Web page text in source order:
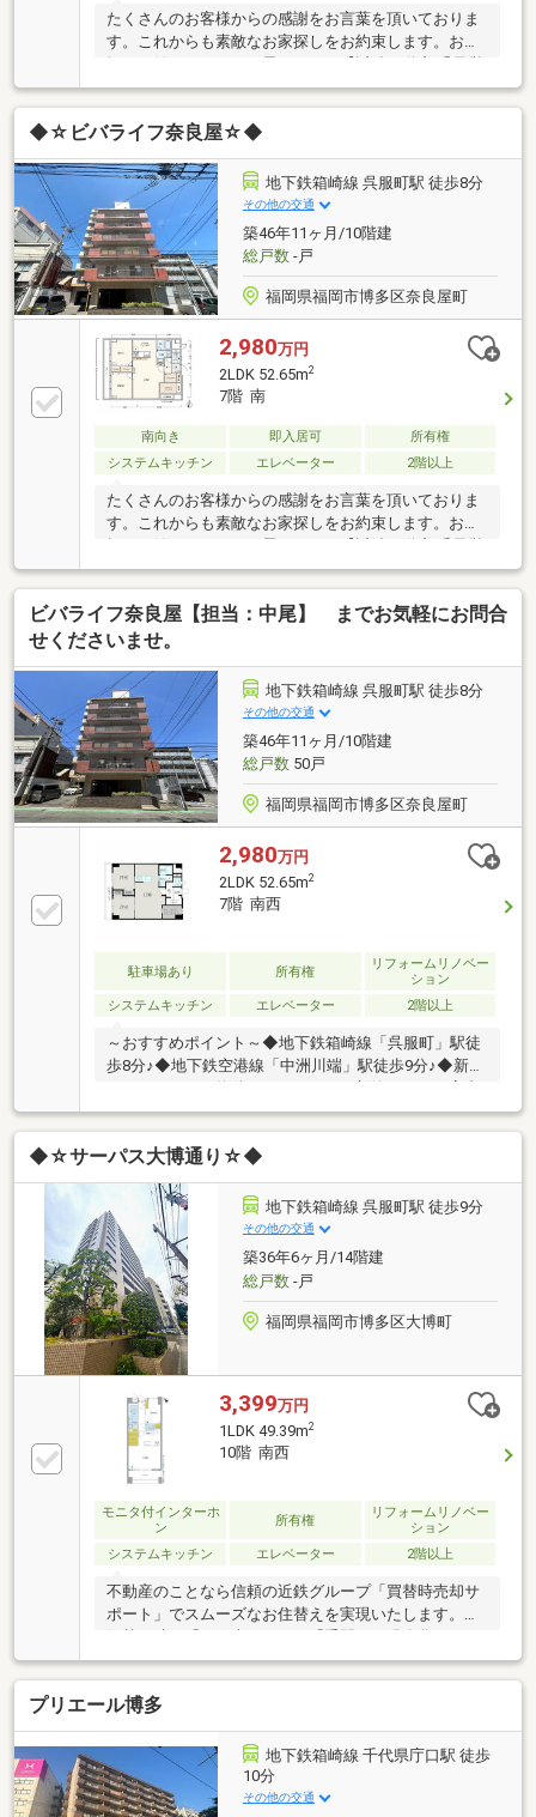
たくさんのお客様からの感謝をお言葉を頂いておりま
す。これからも素敵なお家探しをお約束します。お家
業所】までお気軽にご相談下さいませ。ご条件など何
も決まっていなくても大丈夫です。まずはお客様の
【希望】や【理想】をお聞かせ下さい。安心安全で、
必ず【思い出に残る取引】をお約束致します。不動産
のことなら、信頼の近鉄グループ【近鉄不動産・赤
穗】にお任せ下さい!!【資料請求】又は【見学予約】ボ
タンをクリック又は近鉄不動産 千早営業所【フリーダ
イヤル:0800-111-0788】までお気軽にご連絡下さいま
せ。
◆☆ビバライフ奈良屋☆◆
地下鉄箱崎線 呉服町駅 徒歩8分
その他の交通
築46年11ヶ月/10階建
総戸数-戸
福岡県福岡市博多区奈良屋町
2,980万円
2LDK 52.65m2
7階 南
南向き 即入居可
所有権
システムキッチン
エレベーター 2階以上
たくさんのお客様からの感謝をお言葉を頂いておりま
す。これからも素敵なお家探しをお約束します。お家
業所】までお気軽にご相談下さいませ。ご条件など何
も決まっていなくても大丈夫です。まずはお客様の
【希望】や【理想】をお聞かせ下さい。安心安全で、
必ず【思い出に残る取引】をお約束致します。不動産
穗】にお任せ下さい!!【資料請求】又は【見学予約】ボ
タンをクリック又は近鉄不動産 千早営業所【フリーダ
イヤル:0800-111-0788】までお気軽にご連絡下さいま
せ。
ビバライフ奈良屋【担当：中尾】 までお気軽にお問合
せくださいませ。
地下鉄箱崎線 呉服町駅 徒歩8分
その他の交通
築46年11ヶ月/10階建
総戸数50戸
福岡県福岡市博多区奈良屋町
2,980万円
2LDK 52.65m2
7階 南西
駐車場あり 所有権
リフォームリノベー
ション
システムキッチン
エレベーター 2階以上
～おすすめポイント～◆地下鉄箱崎線「呉服町」駅徒
歩8分♪◆地下鉄空港線「中洲川端」駅徒歩9分♪◆新規
を体感できます♪～ライフインフォメーション～◆福
岡市立博多小学校 徒歩約3分♪◆福岡市立博多中学
校 徒歩約7分♪◆マックスバリュエクスプレス奈良屋
町店 徒歩約2分♪◆博多リバレインモール
byTAKASHIMAYA 徒歩約8分♪◎周辺に施設が揃って
いるので生活しやすい環境です♪まずは【希望】や
【理想】をお聞かせ下さい。安心安全の仲介で、必ず
【思い出に残る取引】をお約束致します。不動産のこ
となら、【近鉄不動産・中尾】
◆☆サーパス大博通り☆◆
地下鉄箱崎線 呉服町駅 徒歩9分
その他の交通
築36年6ヶ月/14階建
総戸数-戸
福岡県福岡市博多区大博町
3,399万円
1LDK 49.39m2
10階 南西
モニタ付インターホ
ン
所有権
リフォームリノベー
ション
システムキッチン
エレベーター 2階以上
不動産のことなら信頼の近鉄グループ「買替時売却サ
ポート」でスムーズなお住替えを実現いたします。お
い」方へ、近鉄不動産が直接買取いたします。■ サー
ビスのメリット・最短で即現金化が可能・内覧不要・
仲介の費用不要・売却活動・内覧の手間が不要・仲介
への切り替えにも柔軟対応・ご相談前の簡易査定も
OK（詳細はスタッフまで）■ ご注意点・対応エリア・
物件種別に制限あり。まずは【資料請求・見学予約】
ボタン、または【フリーダイヤル:0800-111-0788】ま
プリエール博多
地下鉄箱崎線 千代県庁口駅 徒歩
10分
その他の交通